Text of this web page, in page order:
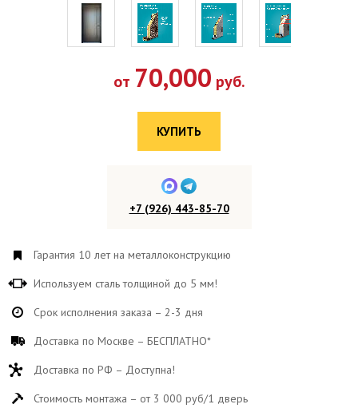
от 70,000 руб.
КУПИТЬ
+7 (926) 443-85-70
Гарантия 10 лет на металлоконструкцию
Используем сталь толщиной до 5 мм!
Срок исполнения заказа – 2-3 дня
Доставка по Москве – БЕСПЛАТНО*
Доставка по РФ – Доступна!
Стоимость монтажа – от 3 000 руб/1 дверь